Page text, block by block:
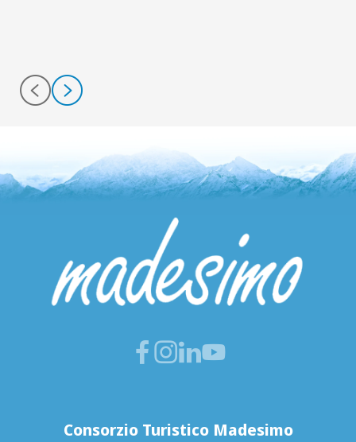
Consorzio Turistico Madesimo